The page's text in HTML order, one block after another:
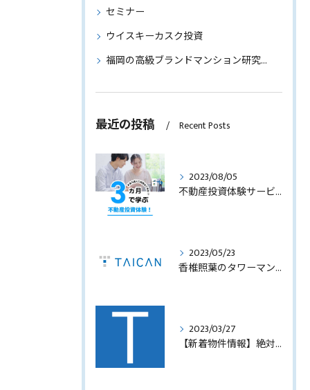
セミナー
ウイスキーカスク投資
福岡の高級ブランドマンション研究～物件情報もご紹介～
最近の投稿 Recent Posts
2023/08/05
不動産投資体験サービスのサービス内容を見直します！
2023/05/23
香椎照葉のタワーマンション！高利回りオーナーチェンジ販売します！
2023/03/27
【新着物件情報】絶対に手に入れたい福岡市西中洲の収益テナントビル